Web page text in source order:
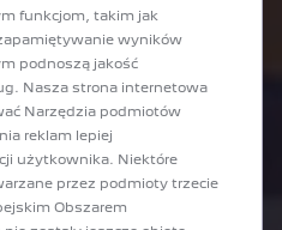
funkcjom, takim jak
wyników
podnoszą jakość
Nasza strona internetowa
Narzędzia podmiotów
reklam lepiej
użytkownika. Niektóre
przez podmioty trzecie
Obszarem